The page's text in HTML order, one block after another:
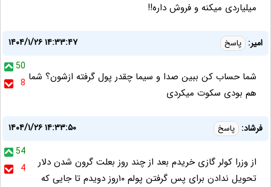
میلیاردی میکنه و فروش داره!!
امیر: پاسخ
۱۴۰۴/۱/۲۶ ۱۴:۳۳:۴۷
50
8 شما حساب کن ببین صدا و سیما چقدر پول گرفته ازشون؟ شما
هم بودی سکوت میکردی
فرشاد: پاسخ
۱۴۰۴/۱/۲۶ ۱۴:۳۳:۵۰
54
4
از وزرا کولر گازی خریدم بعد از چند روز بعلت گرون شدن دلار
تحویل ندادن برای پس گرفتن پولم ۱۰روز دویدم تا جایی که